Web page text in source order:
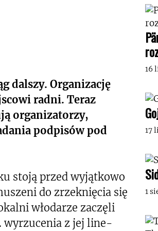
dalszy. Organizację
radni. Teraz
organizatorzy,
podpisów pod
stoją przed wyjątkowo
do zrzeknięcia się
włodarze zaczęli
wyrzucenia z jej line-
16
17
1